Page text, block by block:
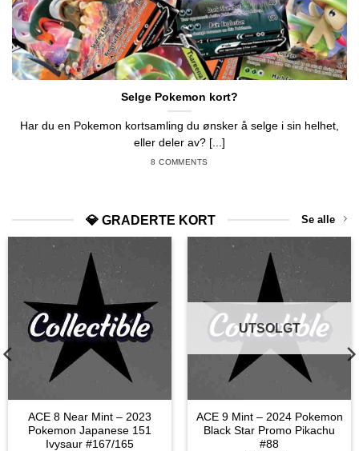
Selge Pokemon kort?
Har du en Pokemon kortsamling du ønsker å selge i sin helhet,
eller deler av? [...]
8 COMMENTS
💎 GRADERTE KORT Se alle
ACE 8 Near Mint – 2023
Pokemon Japanese 151
Ivysaur #167/165
UTSOLGT
ACE 9 Mint – 2024 Pokemon
Black Star Promo Pikachu
#88